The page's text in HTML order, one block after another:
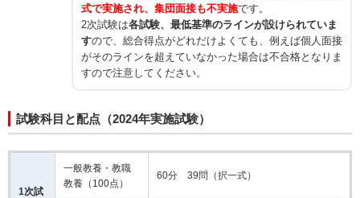
式で実施され、集団面接も不実施です。
2次試験は各試験、最低基準のラインが設けられていま
すので、総合得点がどれだけよくても、例えば個人面接
がそのラインを超えていなかった場合は不合格となりま
すので注意してください。
試験科目と配点（2024年実施試験）
1次試
一般教養・教職
教養（100点）
60分 39問（択一式）